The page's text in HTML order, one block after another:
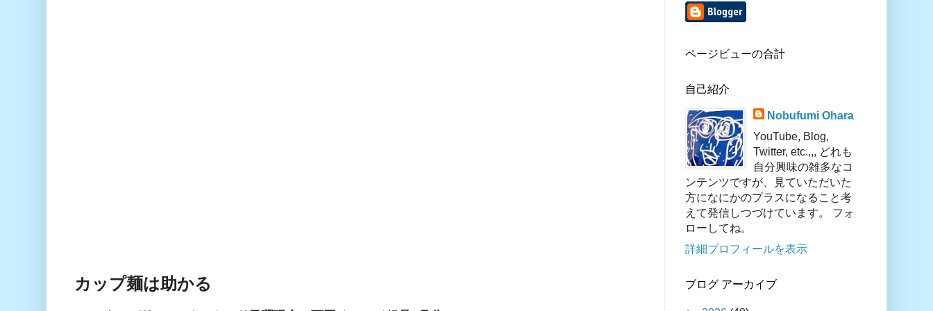
カップ麺は助かる
ページビューの合計
自己紹介
Nobufumi Ohara
YouTube, Blog,
Twitter, etc.,,, どれも
自分興味の雑多なコ
ンテンツですが、見ていただいた
方になにかのプラスになること考
えて発信しつづけています。 フォ
ローしてね。
詳細プロフィールを表示
ブログ アーカイブ